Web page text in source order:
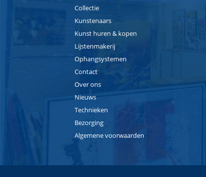
Collectie
Kunstenaars
Kunst huren & kopen
Lijstenmakerij
Ophangsystemen
Contact
Over ons
Nieuws
Technieken
Bezorging
Algemene voorwaarden